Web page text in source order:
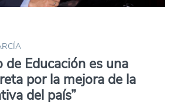
de Educación es una
por la mejora de la
del país”